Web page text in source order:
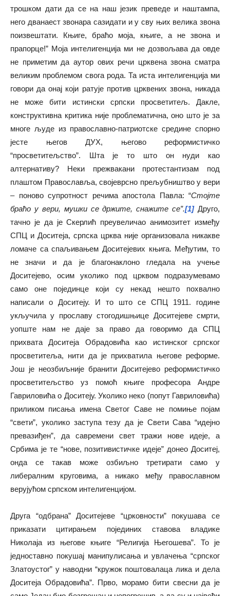
трошком дати да се на наш језик преведе и наштампа,
него дванаест звонара сазидати и у сву њих велика звона
поизвештати. Књиге, браћо моја, књиге, а не звона и
прапорце!” Моја интелигенција ми не дозвољава да овде
не приметим да аутор ових речи црквена звона сматра
великим проблемом свога рода. Та иста интелигенција ми
говори да онај који ратује против црквених звона, никада
не може бити истински српски просветитељ. Дакле,
конструктивна критика није проблематична, оно што је за
многе људе из православно-патриотске средине спорно
јесте његов ДУХ, његово реформистичко
“просветитељство”. Шта је то што он нуди као
алтернативу? Неки прежвакани протестантизам под
плаштом Православља, својеврсно прељубништво у вери
– поново супротност речима апостола Павла: “Стојте
браћо у вери, мушки се држите, снажите се”.[1]Друго,
тачно је да је Скерлић преувеличао анимозитет између
СПЦ и Доситеја, српска црква није организовала никакве
ломаче са спаљивањем Доситејевих књига. Међутим, то
не значи и да је благонаклоно гледала на учење
Доситејево, осим уколико под црквом подразумевамо
само оне појединце који су некад нешто похвално
написали о Доситеју. И то што се СПЦ 1911. године
укључила у прославу стогодишњице Доситејеве смрти,
уопште нам не даје за право да говоримо да СПЦ
прихвата Доситеја Обрадовића као истинског српског
просветитеља, нити да је прихватила његове реформе.
Још је неозбиљније бранити Доситејево реформистичко
просветитељство уз помоћ књиге професора Андре
Гавриловића о Доситеју. Уколико неко (попут Гавриловића)
приликом писања имена Светог Саве не помиње појам
“свети”, уколико заступа тезу да је Свети Сава “идејно
превазиђен”, да савремени свет тражи нове идеје, а
Србима је те “нове, позитивистичке идеје” донео Доситеј,
онда се такав може озбиљно третирати само у
либералним круговима, а никако међу православном
верујућом српском интелигенцијом.
Друга “одбрана” Доситејеве “црковности” покушава се
приказати цитирањем појединих ставова владике
Николаја из његове књиге “Религија Његошева”. То је
једноставно покушај манипулисања и увлачења “српског
Златоустог” у наводни “кружок поштовалаца лика и дела
Доситеја Обрадовића”. Прво, морамо бити свесни да је